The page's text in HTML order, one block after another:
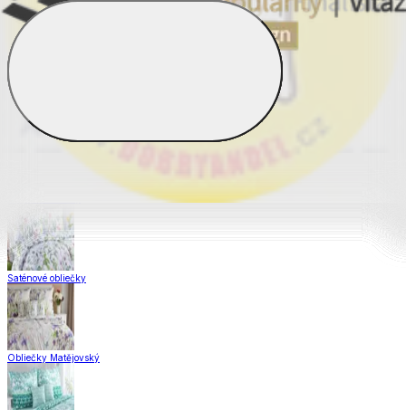
Obliečky Dual Feel®
Obliečky z hladkej bavlny
Saténové obliečky
Obliečky Matějovský